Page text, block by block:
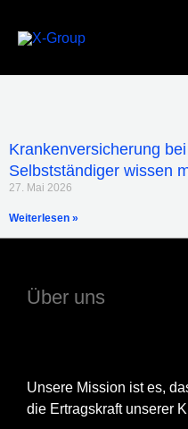
Inhalt
Krankenversicherung
Selbstständiger wissen
27. Mai 2026
Weiterlesen »
Über uns
Unsere Mission ist es,
die Ertragskraft unserer